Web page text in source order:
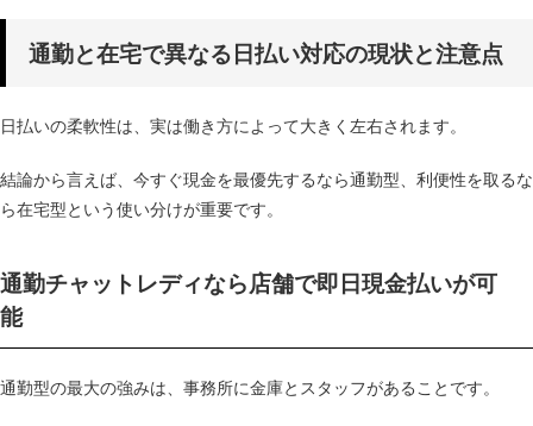
通勤と在宅で異なる日払い対応の現状と注意点
日払いの柔軟性は、実は働き方によって大きく左右されます。
結論から言えば、今すぐ現金を最優先するなら通勤型、利便性を取るな
ら在宅型という使い分けが重要です。
通勤チャットレディなら店舗で即日現金払いが可
能
通勤型の最大の強みは、事務所に金庫とスタッフがあることです。